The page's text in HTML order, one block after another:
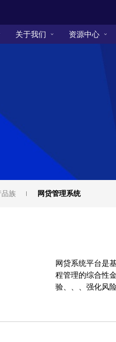
关于我们 资源中心
品族 网贷管理系统
网贷系统平台是基
程管理的综合性金融
验、、、强化